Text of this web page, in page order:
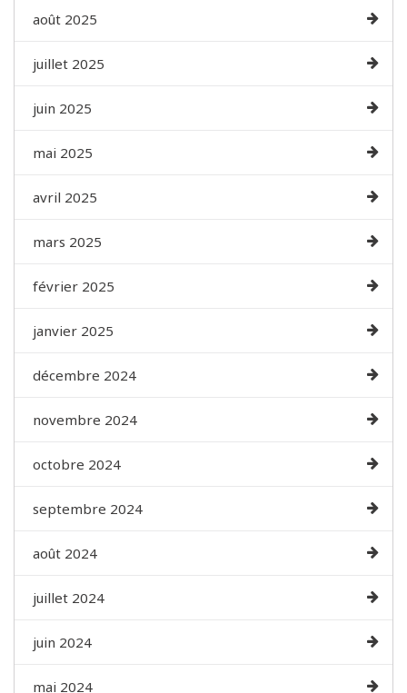
août 2025
juillet 2025
juin 2025
mai 2025
avril 2025
mars 2025
février 2025
janvier 2025
décembre 2024
novembre 2024
octobre 2024
septembre 2024
août 2024
juillet 2024
juin 2024
mai 2024